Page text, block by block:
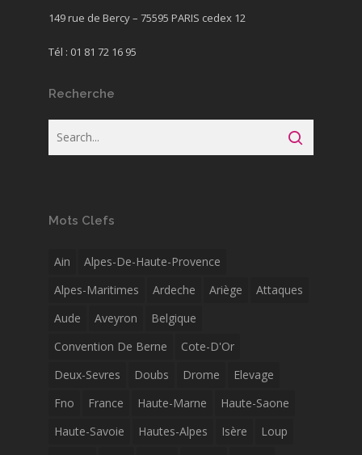
149 rue de Bercy – 75595 PARIS cedex 12
Tél : 01 81 72 16 95
Recherche
Mots Clefs
Ain
Alpes-De-Haute-Provence
Alpes-Maritimes
Ardeche Ariège
Attaques
Aude
Aveyron
Belgique
Convention De Berne
Cote-D'Or
Deux-Sevres
Doubs Drome
Elevage
Fno
France Haute-Marne
Haute-Saone
Haute-Savoie
Hautes-Alpes Isère
Loup